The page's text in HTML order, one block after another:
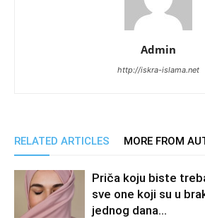
Admin
http://iskra-islama.net
RELATED ARTICLES MORE FROM
Priča koju biste
sve one koji su u
jednog dana…